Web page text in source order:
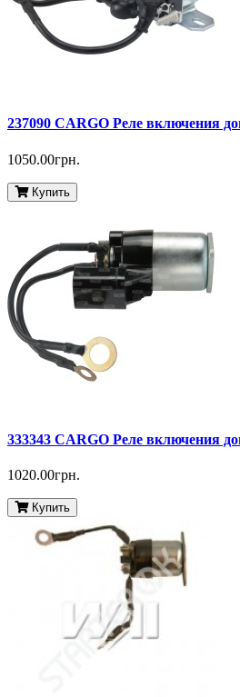
237090 CARGO Реле включения
1050.00грн.
Купить
333343 CARGO Реле включения
1020.00грн.
Купить